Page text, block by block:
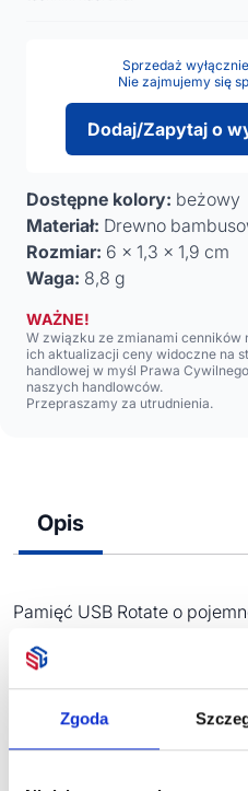
Zgoda
Sprzedaż
Nie zajmujemy się
Dodaj/Zapytaj o
Dostępne kolory: beżowy
Materiał: Drewno
Rozmiar: 6 x 1,3 x 1,9 cm
Waga: 8,8 g
WAŻNE!
W związku ze zmianami cenników
ich aktualizacji ceny widoczne na
handlowej w myśl Prawa
naszych handlowców.
Przepraszamy za utrudnienia.
Opis
Pamięć USB Rotate o
kompatybilnego komputera
wykonana jest z czystego
prędkością zapisu 2MB/s i